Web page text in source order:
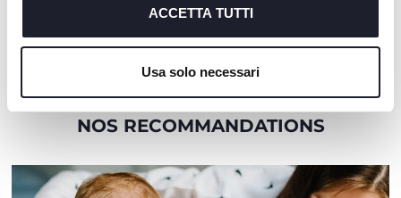
ACCETTA TUTTI
Usa solo necessari
Hochet tissu Crocodile
NOS RECOMMANDATIONS